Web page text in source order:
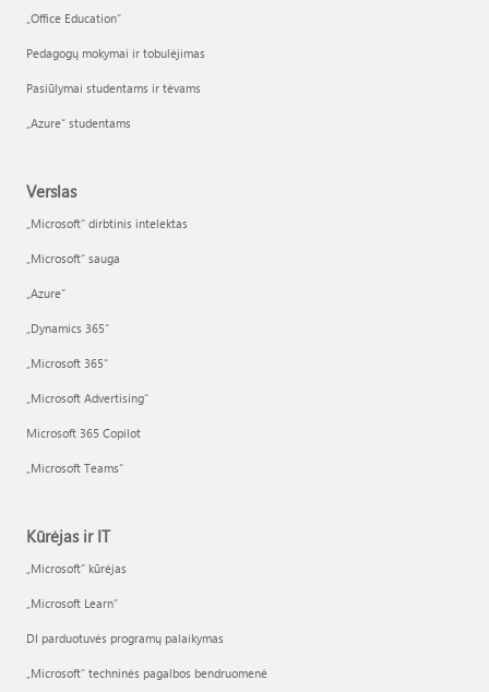
„Office Education“
Pedagogų mokymai ir tobulėjimas
Pasiūlymai studentams ir tėvams
„Azure“ studentams
Verslas
„Microsoft“ dirbtinis intelektas
„Microsoft“ sauga
„Azure”
„Dynamics 365“
„Microsoft 365“
„Microsoft Advertising“
Microsoft 365 Copilot
„Microsoft Teams“
Kūrėjas ir IT
„Microsoft“ kūrėjas
„Microsoft Learn“
DI parduotuvės programų palaikymas
„Microsoft“ techninės pagalbos bendruomenė